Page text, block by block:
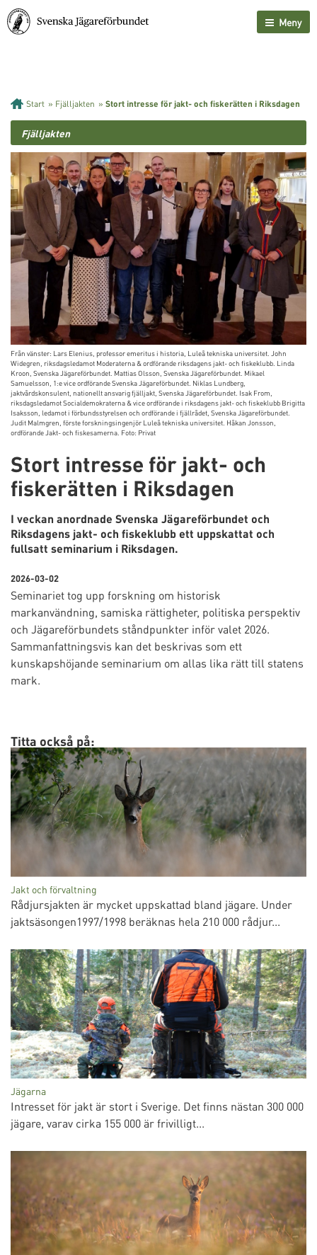
Meny
Start » Fjälljakten » Stort intresse för jakt- och fiskerätten i Riksdagen
Fjälljakten
Från vänster: Lars Elenius, professor emeritus i historia, Luleå tekniska universitet. John
Widegren, riksdagsledamot Moderaterna & ordförande riksdagens jakt- och fiskeklubb. Linda
Kroon, Svenska Jägareförbundet. Mattias Olsson, Svenska Jägareförbundet. Mikael
Samuelsson, 1:e vice ordförande Svenska Jägareförbundet. Niklas Lundberg,
jaktvårdskonsulent, nationellt ansvarig fjälljakt, Svenska Jägareförbundet. Isak From,
riksdagsledamot Socialdemokraterna & vice ordförande i riksdagens jakt- och fiskeklubb Brigitta
Isaksson, ledamot i förbundsstyrelsen och ordförande i fjällrådet, Svenska Jägareförbundet.
Judit Malmgren, förste forskningsingenjör Luleå tekniska universitet. Håkan Jonsson,
ordförande Jakt- och fiskesamerna. Foto: Privat
Stort intresse för jakt- och
fiskerätten i Riksdagen
I veckan anordnade Svenska Jägareförbundet och
Riksdagens jakt- och fiskeklubb ett uppskattat och
fullsatt seminarium i Riksdagen.
2026-03-02
Seminariet tog upp forskning om historisk
markanvändning, samiska rättigheter, politiska perspektiv
och Jägareförbundets ståndpunkter inför valet 2026.
Sammanfattningsvis kan det beskrivas som ett
kunskapshöjande seminarium om allas lika rätt till statens
mark.
Titta också på:
Jakt och förvaltning
Rådjursjakten är mycket uppskattad bland jägare. Under
jaktsäsongen1997/1998 beräknas hela 210 000 rådjur...
Jägarna
Intresset för jakt är stort i Sverige. Det finns nästan 300 000
jägare, varav cirka 155 000 är frivilligt...